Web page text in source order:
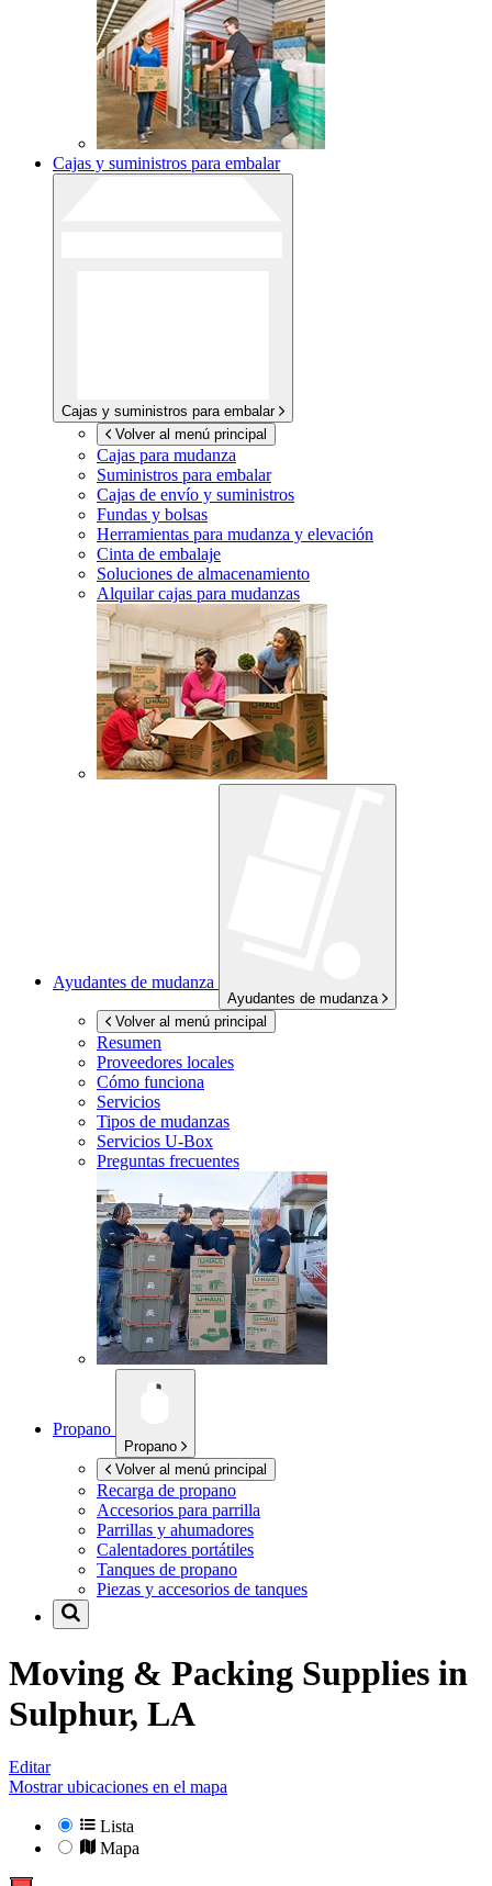
Cajas y suministros para embalar
Cajas y suministros para embalar
Volver al menú principal
Cajas para mudanza
Suministros para embalar
Cajas de envío y suministros
Fundas y bolsas
Herramientas para mudanza y elevación
Cinta de embalaje
Soluciones de almacenamiento
Alquilar cajas para mudanzas
Ayudantes de mudanza
Ayudantes de mudanza
Volver al menú principal
Resumen
Proveedores locales
Cómo funciona
Servicios
Tipos de mudanzas
Servicios U-Box
Preguntas frecuentes
Propano
Propano
Volver al menú principal
Recarga de propano
Accesorios para parrilla
Parrillas y ahumadores
Calentadores portátiles
Tanques de propano
Piezas y accesorios de tanques
Moving & Packing Supplies in
Sulphur, LA
Editar
Mostrar ubicaciones en el mapa
Lista
Mapa